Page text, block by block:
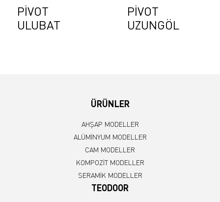
PİVOT
ULUBAT
PİVOT
UZUNGÖL
ÜRÜNLER
AHŞAP MODELLER
ALÜMİNYUM MODELLER
CAM MODELLER
KOMPOZİT MODELLER
SERAMİK MODELLER
TEODOOR